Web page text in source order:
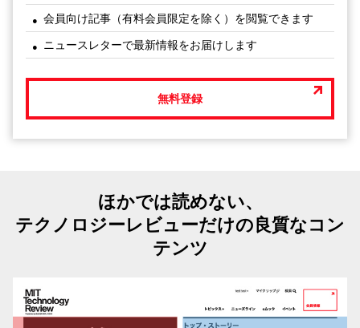
会員向け記事（有料会員限定を除く）を閲覧できます
ニュースレターで最新情報をお届けします
無料登録
ほかでは読めない、
テクノロジーレビューだけの良質なコン
テンツ